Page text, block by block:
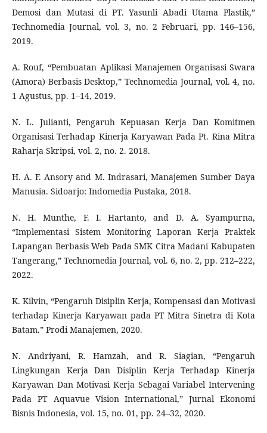
Demosi dan Mutasi di PT. Yasunli Abadi Utama Plastik,”
Technomedia Journal, vol. 3, no. 2 Februari, pp. 146–156,
2019.
A. Rouf, “Pembuatan Aplikasi Manajemen Organisasi Swara
(Amora) Berbasis Desktop,” Technomedia Journal, vol. 4, no.
1 Agustus, pp. 1–14, 2019.
N. L. Julianti, Pengaruh Kepuasan Kerja Dan Komitmen
Organisasi Terhadap Kinerja Karyawan Pada Pt. Rina Mitra
Raharja Skripsi, vol. 2, no. 2. 2018.
H. A. F. Ansory and M. Indrasari, Manajemen Sumber Daya
Manusia. Sidoarjo: Indomedia Pustaka, 2018.
N. H. Munthe, F. I. Hartanto, and D. A. Syampurna,
“Implementasi Sistem Monitoring Laporan Kerja Praktek
Lapangan Berbasis Web Pada SMK Citra Madani Kabupaten
Tangerang,” Technomedia Journal, vol. 6, no. 2, pp. 212–222,
2022.
K. Kilvin, “Pengaruh Disiplin Kerja, Kompensasi dan Motivasi
terhadap Kinerja Karyawan pada PT Mitra Sinetra di Kota
Batam.” Prodi Manajemen, 2020.
N. Andriyani, R. Hamzah, and R. Siagian, “Pengaruh
Lingkungan Kerja Dan Disiplin Kerja Terhadap Kinerja
Karyawan Dan Motivasi Kerja Sebagai Variabel Intervening
Pada PT Aquavue Vision International,” Jurnal Ekonomi
Bisnis Indonesia, vol. 15, no. 01, pp. 24–32, 2020.